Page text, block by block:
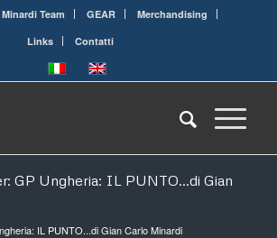
Minardi Team GEAR
Merchandising
Links
Contatti
GP Ungheria: IL PUNTO…di Gian
IL PUNTO...di Gian Carlo Minardi